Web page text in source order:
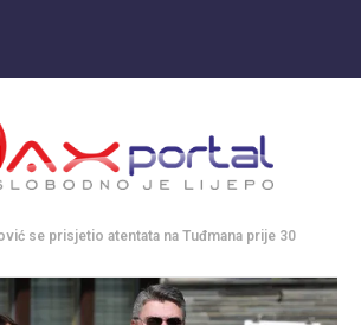
se prisjetio atentata na Tuđmana prije 30